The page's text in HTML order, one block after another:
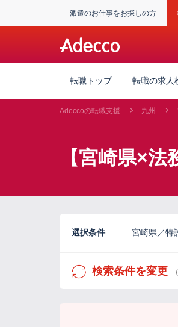
派遣のお仕事をお探しの方
転職トップ 転職の求人
Adeccoの転職支援 九州
【宮崎県×
選択条件 宮崎県／特
検索条件を変更